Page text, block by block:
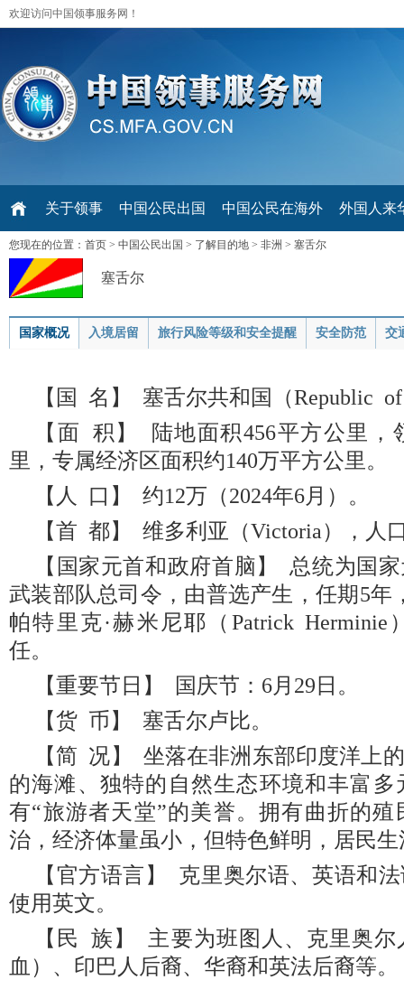
欢迎访问中国领事服务网！
关于领事 中国公民出国 中国公民在海外 外国人来
您现在的位置： 首页 > 中国公民出国 > 了解目的地 > 非洲 > 塞舌尔
塞舌尔
国家概况 入境居留 旅行风险等级和安全提醒 安全防范 交
【国 名】 塞舌尔共和国（Republic
【面 积】 陆地面积456平方公里，
里，专属经济区面积约140万平方公里。
【人 口】 约12万（2024年6月）。
【首 都】 维多利亚（Victoria），人
【国家元首和政府首脑】 总统为国
武装部队总司令，由普选产生，任期5年
帕特里克·赫米尼耶（Patrick Herminie
任。
【重要节日】 国庆节：6月29日。
【货 币】 塞舌尔卢比。
【简 况】 坐落在非洲东部印度洋上
的海滩、独特的自然生态环境和丰富
有“旅游者天堂”的美誉。拥有曲折的
治，经济体量虽小，但特色鲜明，居民
【官方语言】 克里奥尔语、英语和
使用英文。
【民 族】 主要为班图人、克里奥
血）、印巴人后裔、华裔和英法后裔等。